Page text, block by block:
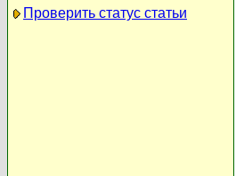
Проверить статус статьи